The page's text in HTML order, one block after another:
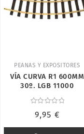
PEANAS Y EXPOSITORES
VÍA CURVA R1 600MM
30º. LGB 11000
con
de
9,95 €